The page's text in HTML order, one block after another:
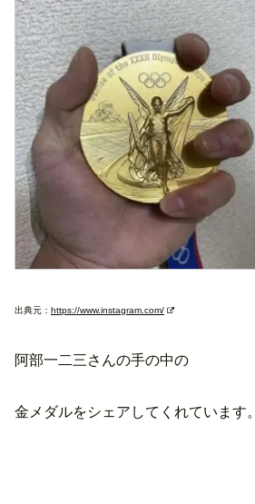
出典元： https://www.instagram.com/
阿部一二三さんの手の中の
金メダルをシェアしてくれています。